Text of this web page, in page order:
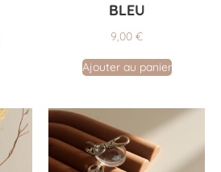
BLEU
9,00 €
Ajouter au panier